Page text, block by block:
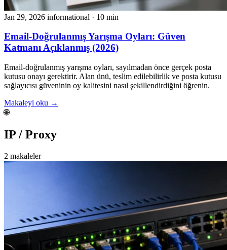
Jan 29, 2026 informational · 10 min
Email-Doğrulanmış Yarışma Oyları: Güven
Katmanı Açıklanmış (2026)
Email-doğrulanmış yarışma oyları, sayılmadan önce gerçek posta
kutusu onayı gerektirir. Alan ünü, teslim edilebilirlik ve posta kutusu
sağlayıcısı güveninin oy kalitesini nasıl şekillendirdiğini öğrenin.
Makaleyi oku →
🌐
IP / Proxy
2 makaleler